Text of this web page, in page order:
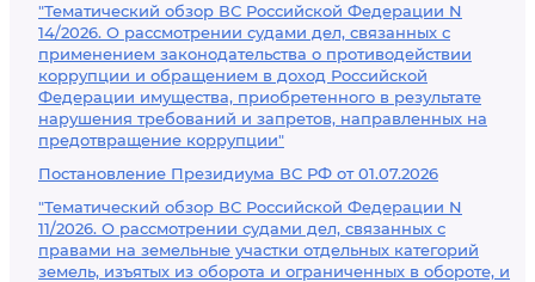
"Тематический обзор ВС Российской Федерации N
14/2026. О рассмотрении судами дел, связанных с
применением законодательства о противодействии
коррупции и обращением в доход Российской
Федерации имущества, приобретенного в результате
нарушения требований и запретов, направленных на
предотвращение коррупции"
Постановление Президиума ВС РФ от 01.07.2026
"Тематический обзор ВС Российской Федерации N
11/2026. О рассмотрении судами дел, связанных с
правами на земельные участки отдельных категорий
земель, изъятых из оборота и ограниченных в обороте, и